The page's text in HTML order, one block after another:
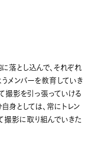
落とし込んで、それぞれ
メンバーを教育していき
撮影を引っ張っていける
身としては、常にトレン
撮影に取り組んでいきた